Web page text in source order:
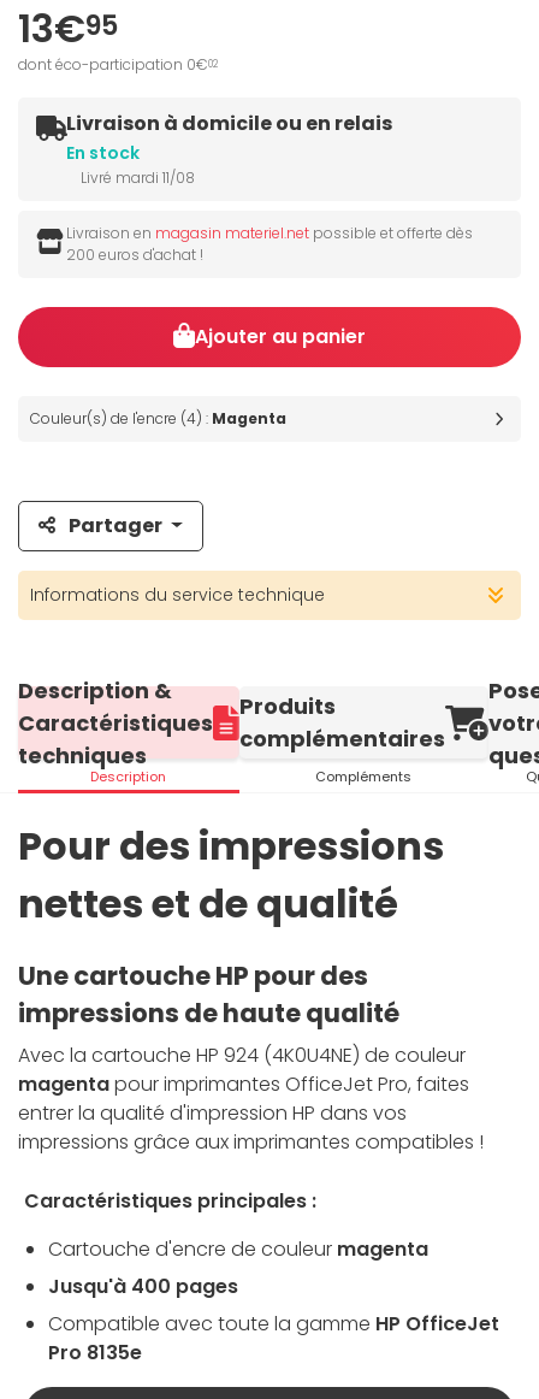
13€95
dont éco-participation 0€02
Livraison à domicile ou en relais
En stock
Livré mardi 11/08
Livraison en magasin materiel.net possible et offerte dès
200 euros d'achat !
Ajouter au panier
Couleur(s) de l'encre (4) : Magenta
Partager
Informations du service technique
Description &
Caractéristiques
techniques
Description
Produits
complémentaires
Compléments
Pour des impressions
nettes et de qualité
Une cartouche HP pour des
impressions de haute qualité
Avec la cartouche HP 924 (4K0U4NE) de couleur
magentapour imprimantes OfficeJet Pro, faites
entrer la qualité d'impression HP dans vos
impressions grâce aux imprimantes compatibles !
Caractéristiques principales :
Cartouche d'encre de couleur magenta
Jusqu'à 400 pages
Compatible avec toute la gamme HP OfficeJet
Pro 8135e